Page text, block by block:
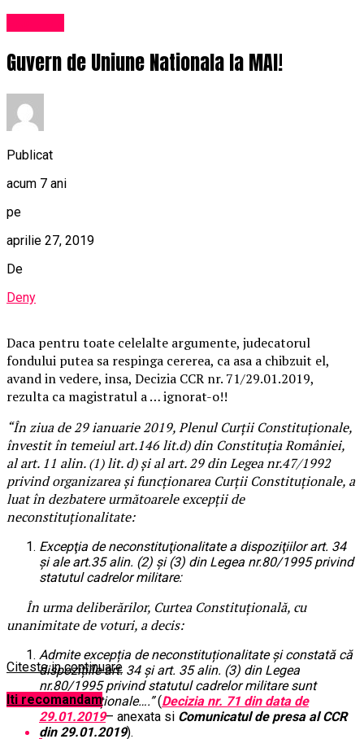
Guvern de Uniune Nationala la MAI!
Publicat
acum 7 ani
pe
aprilie 27, 2019
De
Deny
Daca pentru toate celelalte argumente, judecatorul
fondului putea sa respinga cererea, ca asa a chibzuit el,
avand in vedere, insa, Decizia CCR nr. 71/29.01.2019,
rezulta ca magistratul a … ignorat-o!!
“În ziua de 29 ianuarie 2019, Plenul Curții Constituționale,
învestit în temeiul art.146 lit.d) din Constituția României,
al art. 11 alin. (1) lit. d) și al art. 29 din Legea nr.47/1992
privind organizarea și funcționarea Curții Constituționale, a
luat în dezbatere următoarele excepții de
neconstituționalitate:
Excepţia de neconstituţionalitate a dispoziţiilor art. 34
şi ale art.35 alin. (2) şi (3) din Legea nr.80/1995 privind
statutul cadrelor militare:
În urma deliberărilor, Curtea Constituțională, cu
unanimitate de voturi, a decis:
Admite excepția de neconstituționalitate și constată că
dispozițiile art. 34 și art. 35 alin. (3) din Legea
nr.80/1995 privind statutul cadrelor militare sunt
neconstituționale….”(Decizia nr. 71 din data de
29.01.2019– anexata si Comunicatul de presa al CCR
din 29.01.2019).
Citeste in continuare
Iti recomandam